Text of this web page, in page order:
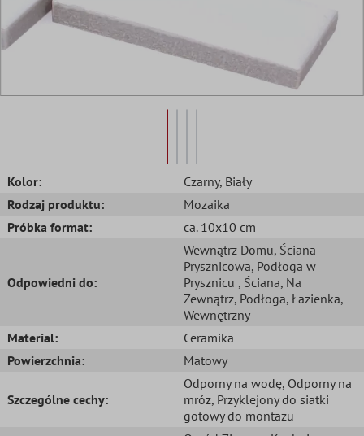
Kolor: Czarny, Biały
Rodzaj produktu:
Mozaika
Próbka format:
ca. 10x10 cm
Odpowiedni do:
Wewnątrz Domu, Ściana
Prysznicowa, Podłoga w
Prysznicu , Ściana, Na
Zewnątrz, Podłoga, Łazienka,
Wewnętrzny
Material:
Ceramika
Powierzchnia:
Matowy
Szczególne cechy:
Odporny na wodę, Odporny na
mróz, Przyklejony do siatki
gotowy do montażu